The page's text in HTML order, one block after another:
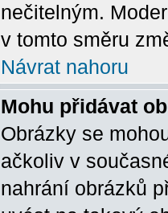
nečitelným.
v tomto směru
Návrat nahoru
Mohu přidávat
Obrázky se
ačkoliv v
nahrání obrázků